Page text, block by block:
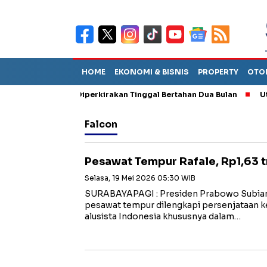
HOME EKONOMI & BISNIS PROPERTY
Sebut TPA Diperkirakan Tinggal Bertahan Dua Bulan Utang
Falcon
Pesawat Tempur Rafale, Rp1,63
Selasa, 19 Mei 2026 05:30 WIB
SURABAYAPAGI : Presiden Prabowo
pesawat tempur dilengkapi persenjataan
alusista Indonesia khususnya dalam…